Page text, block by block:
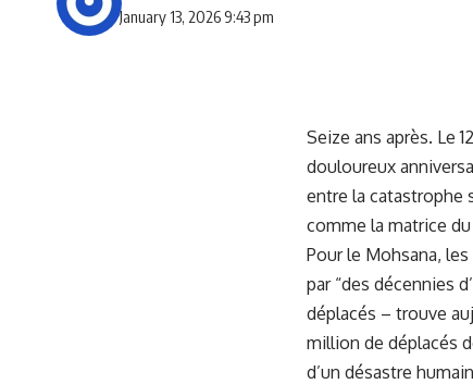
January 13, 2026 9:43 pm
Seize ans après. Le
douloureux
entre la catastrophe
comme la matrice
Pour le Mohsana,
par “des décennies
déplacés – trouve
million de déplacés
d’un désastre